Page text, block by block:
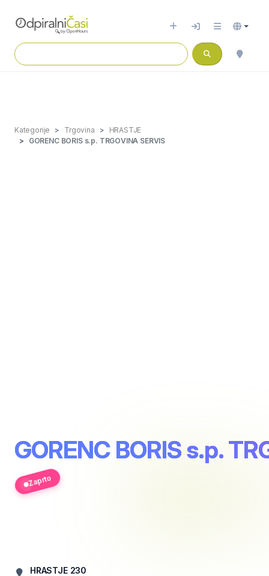
Kategorije Trgovina
HRASTJE
GORENC BORIS s.p. TRGOVINA SERVIS
GORENC BORIS s.p.
Zaprto
HRASTJE 230